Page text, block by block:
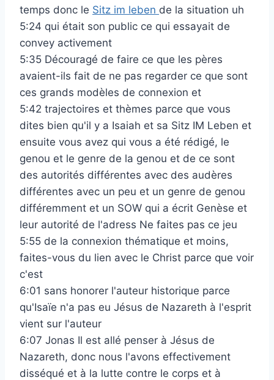
temps donc le Sitz im leben de la situation uh
5:24 qui était son public ce qui essayait de
convey activement
5:35 Découragé de faire ce que les pères
avaient-ils fait de ne pas regarder ce que sont
ces grands modèles de connexion et
5:42 trajectoires et thèmes parce que vous
dites bien qu'il y a Isaiah et sa Sitz IM Leben et
ensuite vous avez qui vous a été rédigé, le
genou et le genre de la genou et de ce sont
des autorités différentes avec des audères
différentes avec un peu et un genre de genou
différemment et un SOW qui a écrit Genèse et
leur autorité de l'adress Ne faites pas ce jeu
5:55 de la connexion thématique et moins,
faites-vous du lien avec le Christ parce que voir
c'est
6:01 sans honorer l'auteur historique parce
qu'Isaïe n'a pas eu Jésus de Nazareth à l'esprit
vient sur l'auteur
6:07 Jonas Il est allé penser à Jésus de
Nazareth, donc nous l'avons effectivement
disséqué et à la lutte contre le corps et à